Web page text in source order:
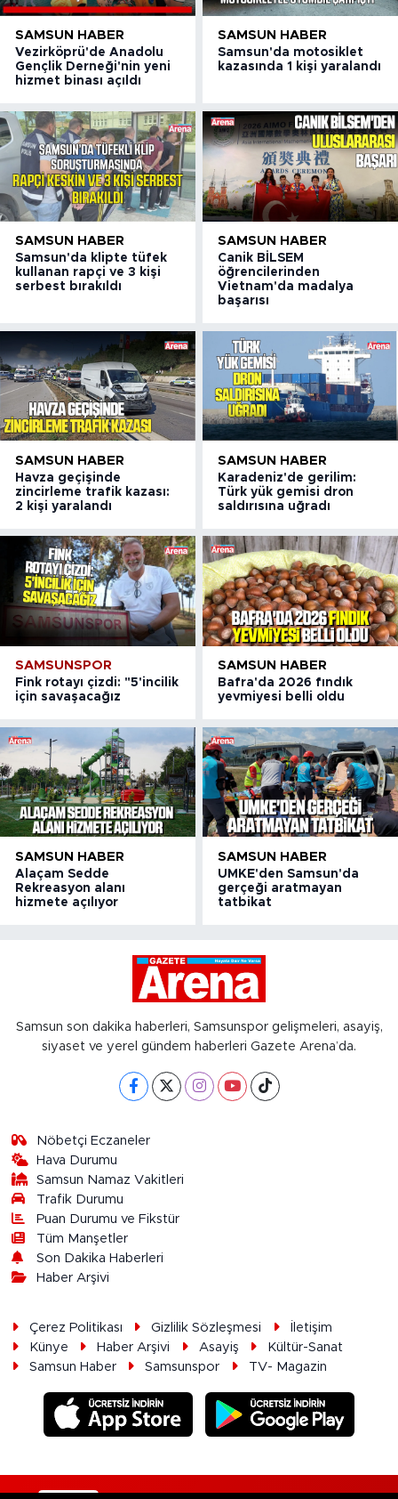
SAMSUN HABER
Vezirköprü'de Anadolu
Gençlik Derneği'nin yeni
hizmet binası açıldı
SAMSUN HABER
Samsun'da motosiklet
kazasında 1 kişi yaralandı
SAMSUN HABER
Samsun'da klipte tüfek
kullanan rapçi ve 3 kişi
serbest bırakıldı
SAMSUN HABER
Canik BİLSEM
öğrencilerinden
Vietnam'da madalya
başarısı
SAMSUN HABER
Havza geçişinde
zincirleme trafik kazası:
2 kişi yaralandı
SAMSUN HABER
Karadeniz'de gerilim:
Türk yük gemisi dron
saldırısına uğradı
SAMSUNSPOR
Fink rotayı çizdi: "5'incilik
için savaşacağız
SAMSUN HABER
Bafra'da 2026 fındık
yevmiyesi belli oldu
SAMSUN HABER
Alaçam Sedde
Rekreasyon alanı
hizmete açılıyor
SAMSUN HABER
UMKE'den Samsun'da
gerçeği aratmayan
tatbikat
Samsun son dakika haberleri, Samsunspor gelişmeleri, asayiş,
siyaset ve yerel gündem haberleri Gazete Arena’da.
Nöbetçi Eczaneler
Hava Durumu
Samsun Namaz Vakitleri
Trafik Durumu
Puan Durumu ve Fikstür
Tüm Manşetler
Son Dakika Haberleri
Haber Arşivi
Çerez Politikası Gizlilik Sözleşmesi
İletişim
Künye
Haber Arşivi Asayiş
Kültür-Sanat
Samsun Haber
Samsunspor TV- Magazin